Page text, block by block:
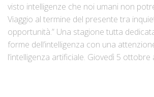
visto intelligenze che noi umani non
Viaggio al termine del presente tra
opportunità.” Una stagione tutta
forme dell’intelligenza con una
l’intelligenza artificiale. Giovedì 5 ottobre